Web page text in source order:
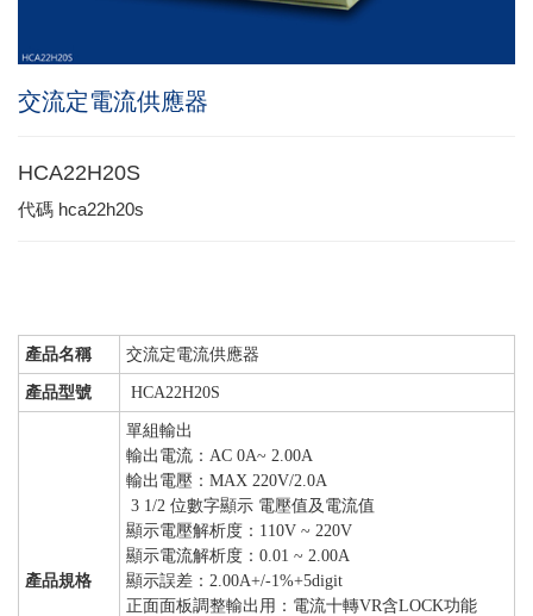
交流定電流供應器
HCA22H20S
代碼 hca22h20s
產品名稱 交流定電流供應器
產品型號 HCA22H20S
產品規格
單組輸出
輸出電流：AC 0A~ 2.00A
輸出電壓：MAX 220V/2.0A
3 1/2 位數字顯示 電壓值及電流值
顯示電壓解析度：110V ~ 220V
顯示電流解析度：0.01 ~ 2.00A
顯示誤差：2.00A+/-1%+5digit
正面面板調整輸出用：電流十轉VR含LOCK功能